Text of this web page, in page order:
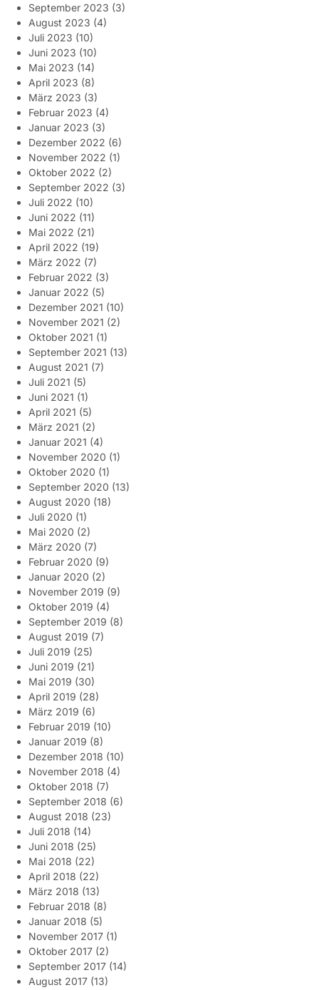
September 2023 (3)
August 2023 (4)
Juli 2023 (10)
Juni 2023 (10)
Mai 2023 (14)
April 2023 (8)
März 2023 (3)
Februar 2023 (4)
Januar 2023 (3)
Dezember 2022 (6)
November 2022 (1)
Oktober 2022 (2)
September 2022 (3)
Juli 2022 (10)
Juni 2022 (11)
Mai 2022 (21)
April 2022 (19)
März 2022 (7)
Februar 2022 (3)
Januar 2022 (5)
Dezember 2021 (10)
November 2021 (2)
Oktober 2021 (1)
September 2021 (13)
August 2021 (7)
Juli 2021 (5)
Juni 2021 (1)
April 2021 (5)
März 2021 (2)
Januar 2021 (4)
November 2020 (1)
Oktober 2020 (1)
September 2020 (13)
August 2020 (18)
Juli 2020 (1)
Mai 2020 (2)
März 2020 (7)
Februar 2020 (9)
Januar 2020 (2)
November 2019 (9)
Oktober 2019 (4)
September 2019 (8)
August 2019 (7)
Juli 2019 (25)
Juni 2019 (21)
Mai 2019 (30)
April 2019 (28)
März 2019 (6)
Februar 2019 (10)
Januar 2019 (8)
Dezember 2018 (10)
November 2018 (4)
Oktober 2018 (7)
September 2018 (6)
August 2018 (23)
Juli 2018 (14)
Juni 2018 (25)
Mai 2018 (22)
April 2018 (22)
März 2018 (13)
Februar 2018 (8)
Januar 2018 (5)
November 2017 (1)
Oktober 2017 (2)
September 2017 (14)
August 2017 (13)